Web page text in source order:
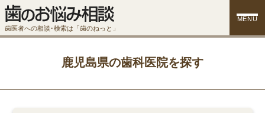
歯医者への相談･検索は「歯のねっと」
MENU
鹿児島県の歯科医院を探す